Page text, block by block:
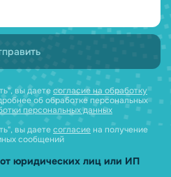
вы даетесогласие на обработку
об обработке персональных
персональных данных
вы даетесогласиена получение
сообщений
юридических лиц или ИП